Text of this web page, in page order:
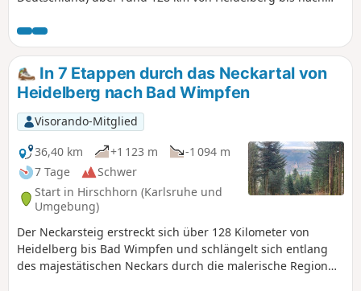
Mehrtages- oder Tagestour erwandern. Damit dieser
zusammengefasste Teilabschnitt von der Länge auch
wanderbar bleibt, haben wir ein paar Anpassungen am
Streckenverlauf vorgenommen.
In 7 Etappen durch das Neckartal von
Heidelberg nach Bad Wimpfen
Visorando-Mitglied
36,40 km
+1 123 m
-1 094 m
7 Tage
Schwer
Start in Hirschhorn (Karlsruhe und
Umgebung)
Der Neckarsteig erstreckt sich über 128 Kilometer von
Heidelberg bis Bad Wimpfen und schlängelt sich entlang
des majestätischen Neckars durch die malerische Region